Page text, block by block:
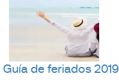
Guía de feriados 2019